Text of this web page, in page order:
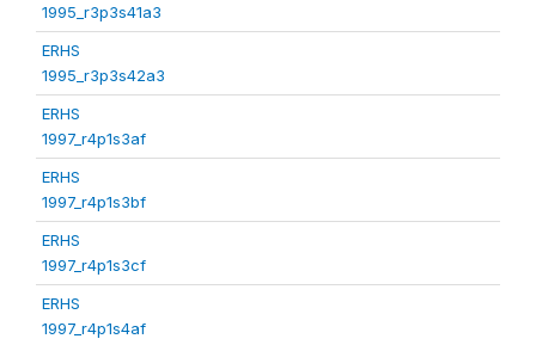
1995_r3p3s41a3
ERHS
1995_r3p3s42a3
ERHS
1997_r4p1s3af
ERHS
1997_r4p1s3bf
ERHS
1997_r4p1s3cf
ERHS
1997_r4p1s4af